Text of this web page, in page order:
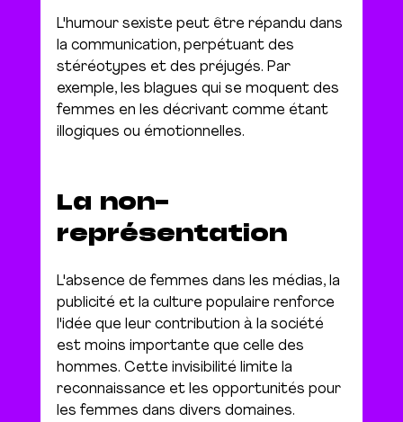
L'humour sexiste peut être répandu dans
la communication, perpétuant des
stéréotypes et des préjugés. Par
exemple, les blagues qui se moquent des
femmes en les décrivant comme étant
illogiques ou émotionnelles.
La non-
représentation
L'absence de femmes dans les médias, la
publicité et la culture populaire renforce
l'idée que leur contribution à la société
est moins importante que celle des
hommes. Cette invisibilité limite la
reconnaissance et les opportunités pour
les femmes dans divers domaines.